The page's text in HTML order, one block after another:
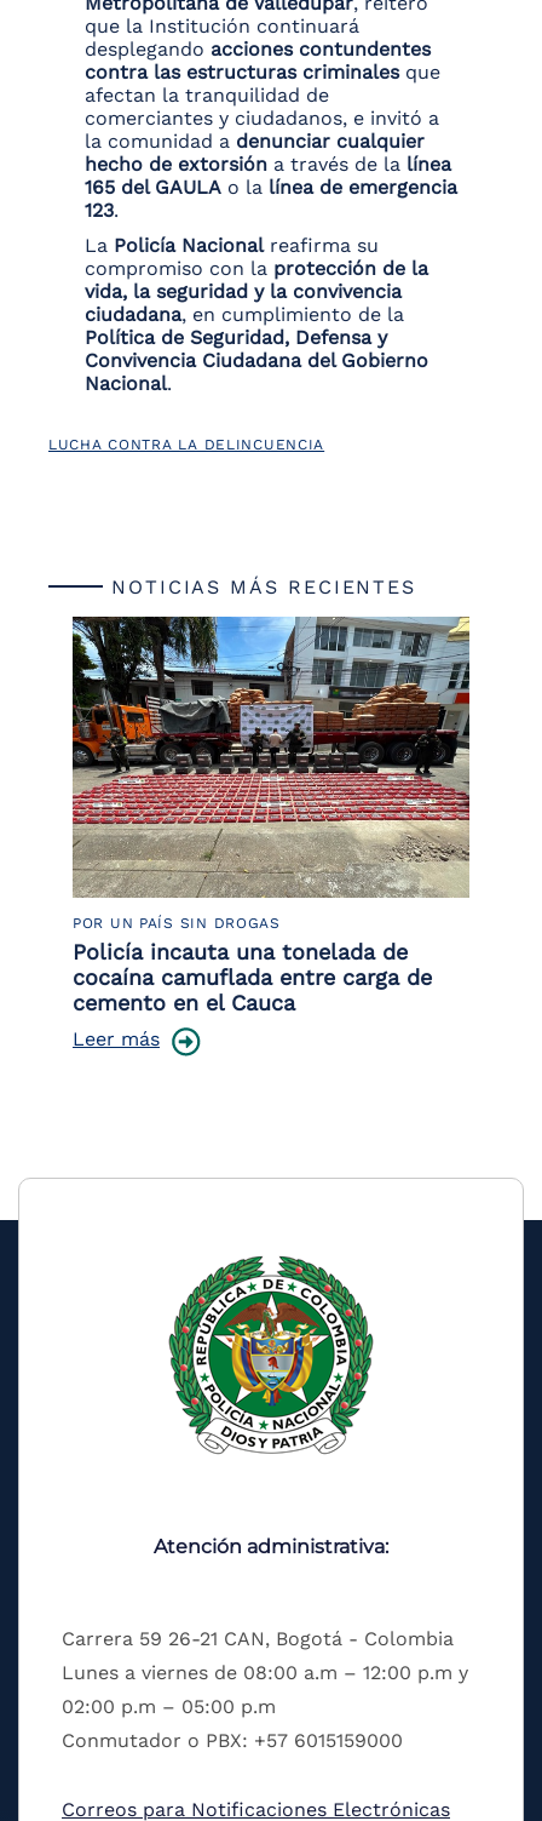
que la Institución continuará
desplegando acciones contundentes
contra las estructuras criminalesque
afectan la tranquilidad de
comerciantes y ciudadanos, e invitó a
la comunidad a denunciar cualquier
hecho de extorsión a través de la línea
165 del GAULA o la línea de emergencia
123.
La Policía Nacionalreafirma su
compromiso con la protección de la
vida, la seguridad y la convivencia
ciudadana, en cumplimiento de la
Política de Seguridad, Defensa y
Convivencia Ciudadana del Gobierno
Nacional.
LUCHA CONTRA LA DELINCUENCIA
NOTICIAS MÁS RECIENTES
POR UN PAÍS SIN DROGAS
Policía incauta una tonelada de
cocaína camuflada entre carga de
cemento en el Cauca
Leer más
Atención administrativa:
Carrera 59 26-21 CAN, Bogotá - Colombia
Lunes a viernes de 08:00 a.m – 12:00 p.m y
02:00 p.m – 05:00 p.m
Conmutador o PBX: +57 6015159000
Correos para Notificaciones Electrónicas